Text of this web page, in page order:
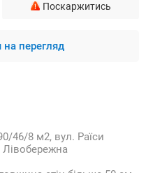
Поскаржитись
на перегляд
46/8 м2, вул. Раїси
Лівобережна